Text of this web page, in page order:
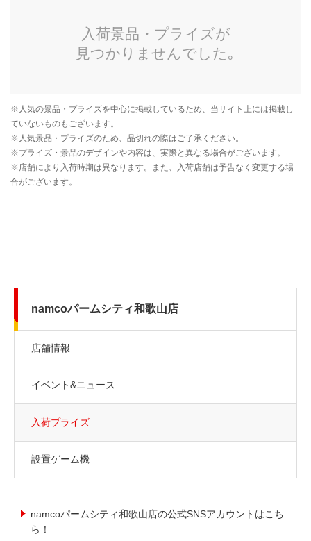
namcoパームシティ和歌山店
店舗情報
イベント&ニュース
入荷プライズ
設置ゲーム機
namcoパームシティ和歌山店の公式SNSアカウントはこち
ら！